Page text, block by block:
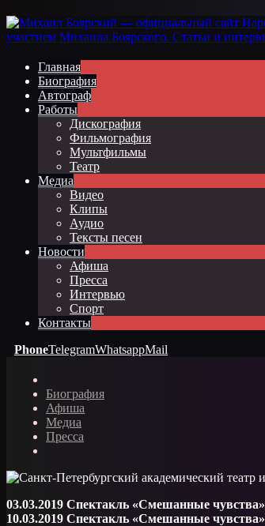
Главная
Биография
Автограф
Работы
Дискография
Фильмография
Мультфильмы
Театр
Медиа
Видео
Клипы
Аудио
Тексты песен
Новости
Афиша
Пресса
Интервью
Спорт
Контакты
PhoneTelegramWhatsappMail
Биография
Афиша
Медиа
Пресса
03.03.2019 Спектакль «Смешанные чувства»
10.03.2019 Спектакль «Смешанные чувства»